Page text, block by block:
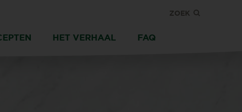
ZOEK
HET VERHAAL FAQ